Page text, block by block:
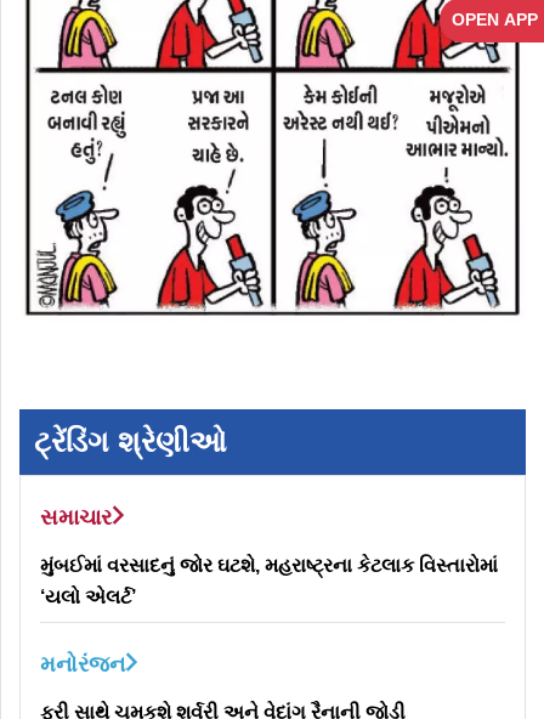
OPEN APP
ટ્રેંડિંગ શ્રેણીઓ
સમાચાર
મુંબઈમાં વરસાદનું જોર ઘટશે, મહરાષ્ટ્રના કેટલાક વિસ્તારોમાં
‘યલો એલર્ટ’
મનોરંજન
ફરી સાથે ચમકશે શર્વરી અને વેદાંગ રૈનાની જોડી